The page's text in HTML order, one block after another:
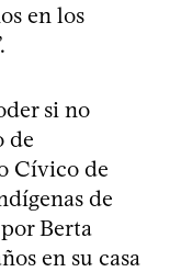
en los
si no
de
Cívico de
de
Berta
en su casa